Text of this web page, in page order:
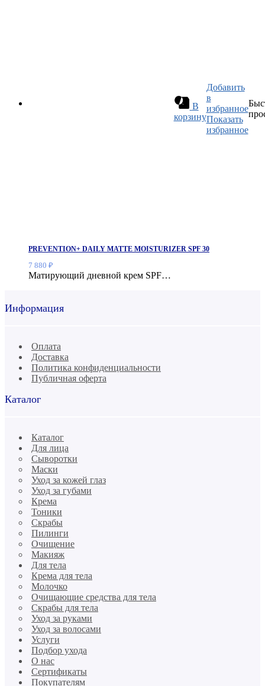
В
корзину
Добавить
в
избранное
Показать
избранное
PREVENTION+ DAILY MATTE MOISTURIZER SPF 30
7 880 ₽
Матирующий дневной крем SPF…
Информация
Оплата
Доставка
Политика конфиденциальности
Публичная оферта
Каталог
Каталог
Для лица
Сыворотки
Маски
Уход за кожей глаз
Уход за губами
Крема
Тоники
Скрабы
Пилинги
Очищение
Макияж
Для тела
Крема для тела
Молочко
Очищающие средства для тела
Скрабы для тела
Уход за руками
Уход за волосами
Услуги
Подбор ухода
О нас
Сертификаты
Покупателям